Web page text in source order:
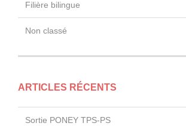
Filière bilingue
Non classé
ARTICLES RÉCENTS
Sortie PONEY TPS-PS